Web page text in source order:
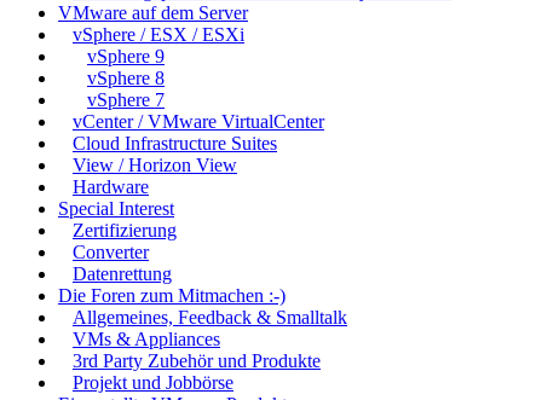
VMware auf dem Server
vSphere / ESX / ESXi
vSphere 9
vSphere 8
vSphere 7
vCenter / VMware VirtualCenter
Cloud Infrastructure Suites
View / Horizon View
Hardware
Special Interest
Zertifizierung
Converter
Datenrettung
Die Foren zum Mitmachen :-)
Allgemeines, Feedback & Smalltalk
VMs & Appliances
3rd Party Zubehör und Produkte
Projekt und Jobbörse